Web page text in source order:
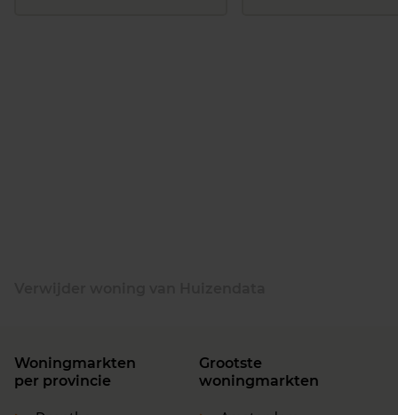
Woningmarkten
per provincie
Grootste
woningmarkten